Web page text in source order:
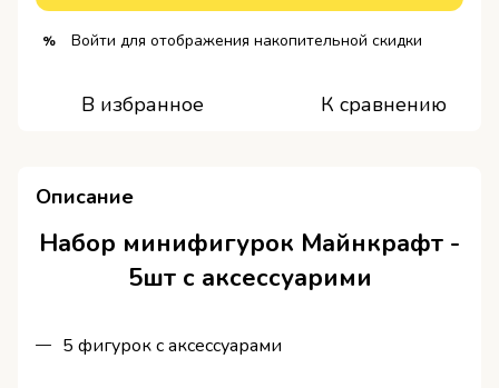
% Войти для отображения накопительной скидки
В избранное К сравнению
Описание
Набор минифигурок Майнкрафт -
5шт с аксессуарими
5 фигурок с аксессуарами